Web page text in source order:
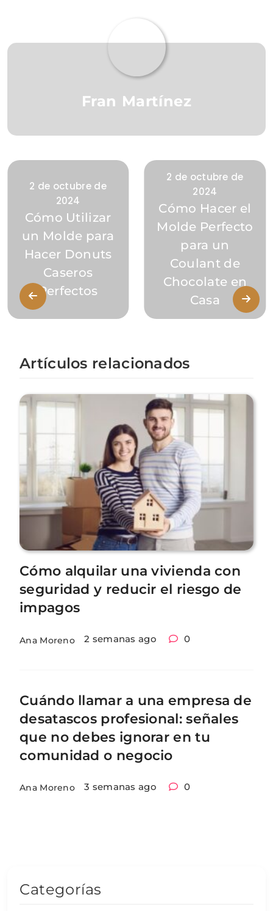
Fran Martínez
2 de octubre de
2024
Cómo Utilizar
un Molde para
Hacer Donuts
Caseros
Perfectos
2 de octubre de
2024
Cómo Hacer el
Molde Perfecto
para un
Coulant de
Chocolate en
Casa
Artículos relacionados
Cómo alquilar una vivienda con
seguridad y reducir el riesgo de
impagos
Ana Moreno 2 semanas ago 0
Cuándo llamar a una empresa de
desatascos profesional: señales
que no debes ignorar en tu
comunidad o negocio
Ana Moreno 3 semanas ago 0
Categorías